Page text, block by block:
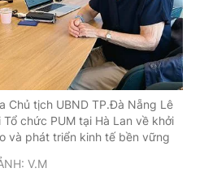
Chủ tịch UBND TP.Đà Nẵng Lê
chức PUM tại Hà Lan về khởi
và phát triển kinh tế bền vững
V.M